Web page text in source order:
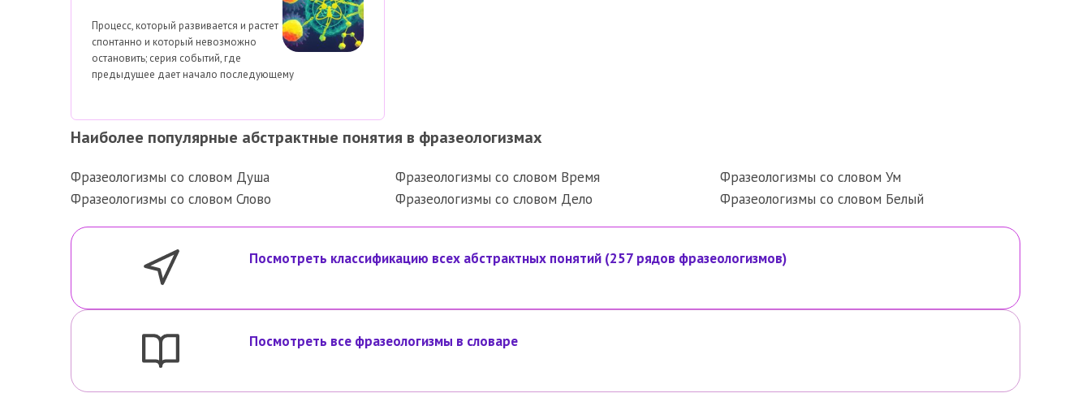
Процесс, который развивается и растет
спонтанно и который невозможно
остановить; серия событий, где
предыдущее дает начало последующему
Наиболее популярные абстрактные понятия в фразеологизмах
Фразеологизмы со словом Душа Фразеологизмы со словом Время
Фразеологизмы со словом Ум
Фразеологизмы со словом Слово
Фразеологизмы со словом Дело Фразеологизмы со словом Белый
Посмотреть классификацию всех абстрактных понятий (257 рядов фразеологизмов)
Посмотреть все фразеологизмы в словаре